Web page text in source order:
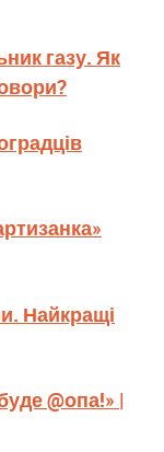
газу. Як
Найкращі
@опа!» |